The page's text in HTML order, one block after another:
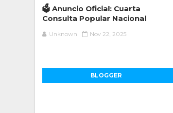
🗳️ Anuncio Oficial: Cuarta
Consulta Popular Nacional
Unknown Nov 22, 2025
BLOGGER